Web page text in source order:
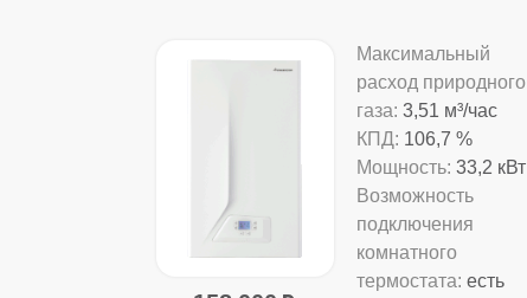
Максимальный
расход природного
газа: 3,51 м³/час
КПД: 106,7 %
Мощность: 33,2 кВт
Возможность
подключения
комнатного
термостата: есть